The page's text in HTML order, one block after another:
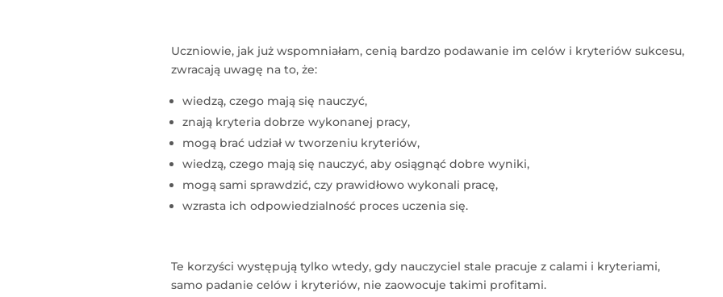
Uczniowie, jak już wspomniałam, cenią bardzo podawanie im celów i kryteriów sukcesu,
zwracają uwagę na to, że:
wiedzą, czego mają się nauczyć,
znają kryteria dobrze wykonanej pracy,
mogą brać udział w tworzeniu kryteriów,
wiedzą, czego mają się nauczyć, aby osiągnąć dobre wyniki,
mogą sami sprawdzić, czy prawidłowo wykonali pracę,
wzrasta ich odpowiedzialność proces uczenia się.
Te korzyści występują tylko wtedy, gdy nauczyciel stale pracuje z calami i kryteriami,
samo padanie celów i kryteriów, nie zaowocuje takimi profitami.